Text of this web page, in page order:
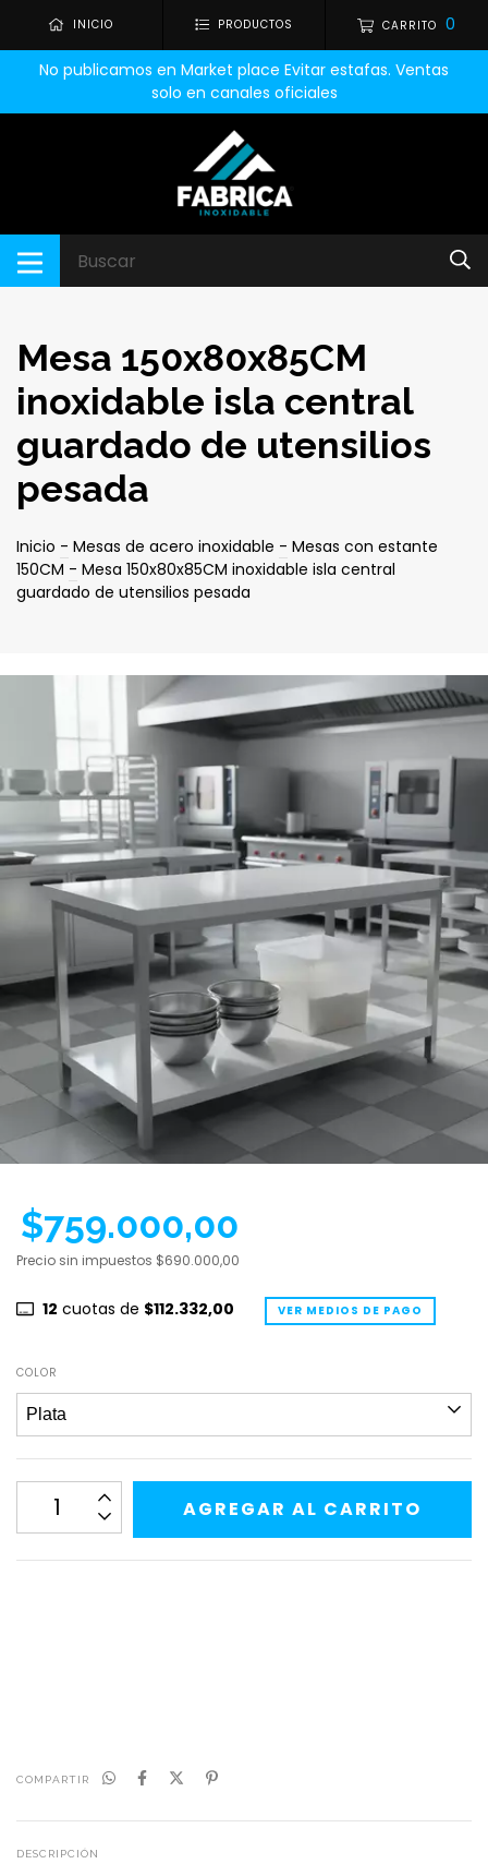
INICIO PRODUCTOS CARRITO 0
No publicamos en Market place Evitar estafas. Ventas
solo en canales oficiales
Mesa 150x80x85CM
inoxidable isla central
guardado de utensilios
pesada
Inicio - Mesas de acero inoxidable - Mesas con estante
150CM - Mesa 150x80x85CM inoxidable isla central
guardado de utensilios pesada
$759.000,00
Precio sin impuestos $690.000,00
12 cuotas de $112.332,00 VER MEDIOS DE PAGO
COLOR
COMPARTIR
DESCRIPCIÓN